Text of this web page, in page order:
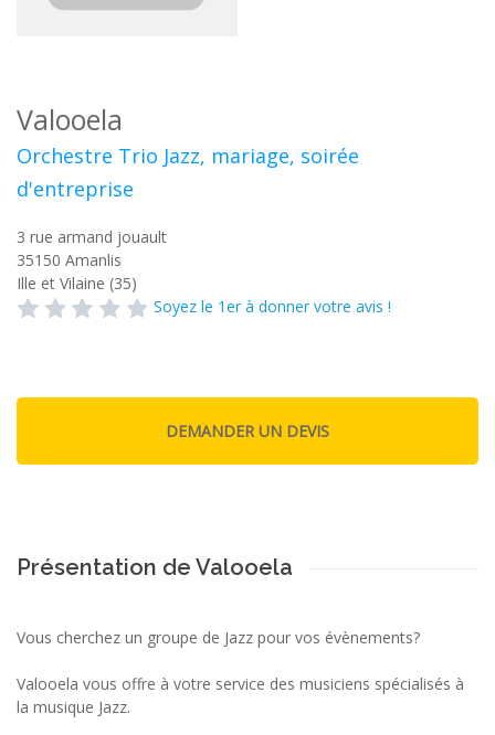
Valooela
Orchestre Trio Jazz, mariage, soirée
d'entreprise
3 rue armand jouault
35150 Amanlis
Ille et Vilaine (35)
Soyez le 1er à donner votre avis !
Présentation de Valooela
Vous cherchez un groupe de Jazz pour vos évènements?
Valooela vous offre à votre service des musiciens spécialisés à
la musique Jazz.